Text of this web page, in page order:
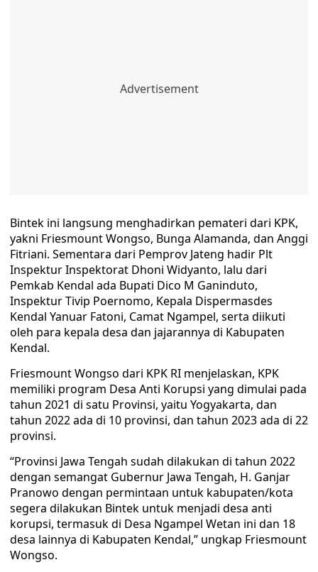
Bintek ini langsung menghadirkan pemateri dari KPK,
yakni Friesmount Wongso, Bunga Alamanda, dan Anggi
Fitriani. Sementara dari Pemprov Jateng hadir Plt
Inspektur Inspektorat Dhoni Widyanto, lalu dari
Pemkab Kendal ada Bupati Dico M Ganinduto,
Inspektur Tivip Poernomo, Kepala Dispermasdes
Kendal Yanuar Fatoni, Camat Ngampel, serta diikuti
oleh para kepala desa dan jajarannya di Kabupaten
Kendal.
Friesmount Wongso dari KPK RI menjelaskan, KPK
memiliki program Desa Anti Korupsi yang dimulai pada
tahun 2021 di satu Provinsi, yaitu Yogyakarta, dan
tahun 2022 ada di 10 provinsi, dan tahun 2023 ada di 22
provinsi.
“Provinsi Jawa Tengah sudah dilakukan di tahun 2022
dengan semangat Gubernur Jawa Tengah, H. Ganjar
Pranowo dengan permintaan untuk kabupaten/kota
segera dilakukan Bintek untuk menjadi desa anti
korupsi, termasuk di Desa Ngampel Wetan ini dan 18
desa lainnya di Kabupaten Kendal,” ungkap Friesmount
Wongso.